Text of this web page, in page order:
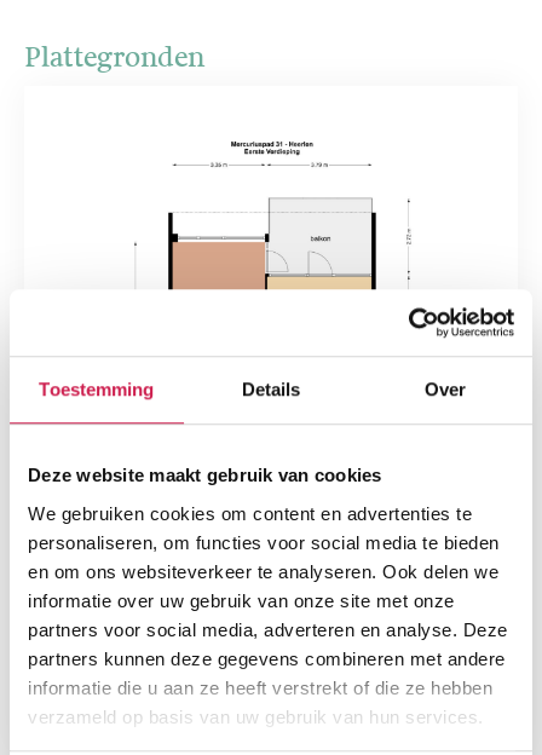
Toestemming Details Over
Deze website maakt gebruik van cookies
We gebruiken cookies om content en advertenties te
personaliseren, om functies voor social media te bieden
en om ons websiteverkeer te analyseren. Ook delen we
informatie over uw gebruik van onze site met onze
partners voor social media, adverteren en analyse. Deze
partners kunnen deze gegevens combineren met andere
informatie die u aan ze heeft verstrekt of die ze hebben
verzameld op basis van uw gebruik van hun services.
Plattegronden